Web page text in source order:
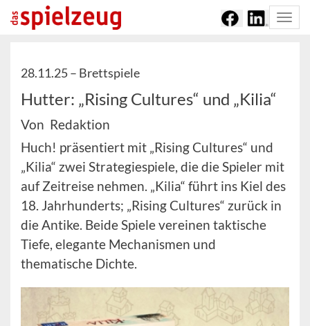
28.11.25 – Brettspiele
Hutter: „Rising Cultures“ und „Kilia“
Von Redaktion
Huch! präsentiert mit „Rising Cultures“ und
„Kilia“ zwei Strategiespiele, die die Spieler mit
auf Zeitreise nehmen. „Kilia“ führt ins Kiel des
18. Jahrhunderts; „Rising Cultures“ zurück in
die Antike. Beide Spiele vereinen taktische
Tiefe, elegante Mechanismen und
thematische Dichte.